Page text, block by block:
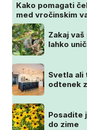
Kako pomagati
med vročinskim
Zakaj
lahko
Svetla ali
odtenek
Posadite
do zime